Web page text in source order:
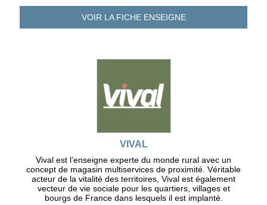
VOIR LA FICHEENSEIGNE
VIVAL
Vival est l’enseigne experte du monde rural avec un
concept de magasin multiservices de proximité. Véritable
acteur de la vitalité des territoires, Vival est également
vecteur de vie sociale pour les quartiers, villages et
bourgs de France dans lesquels il est implanté.